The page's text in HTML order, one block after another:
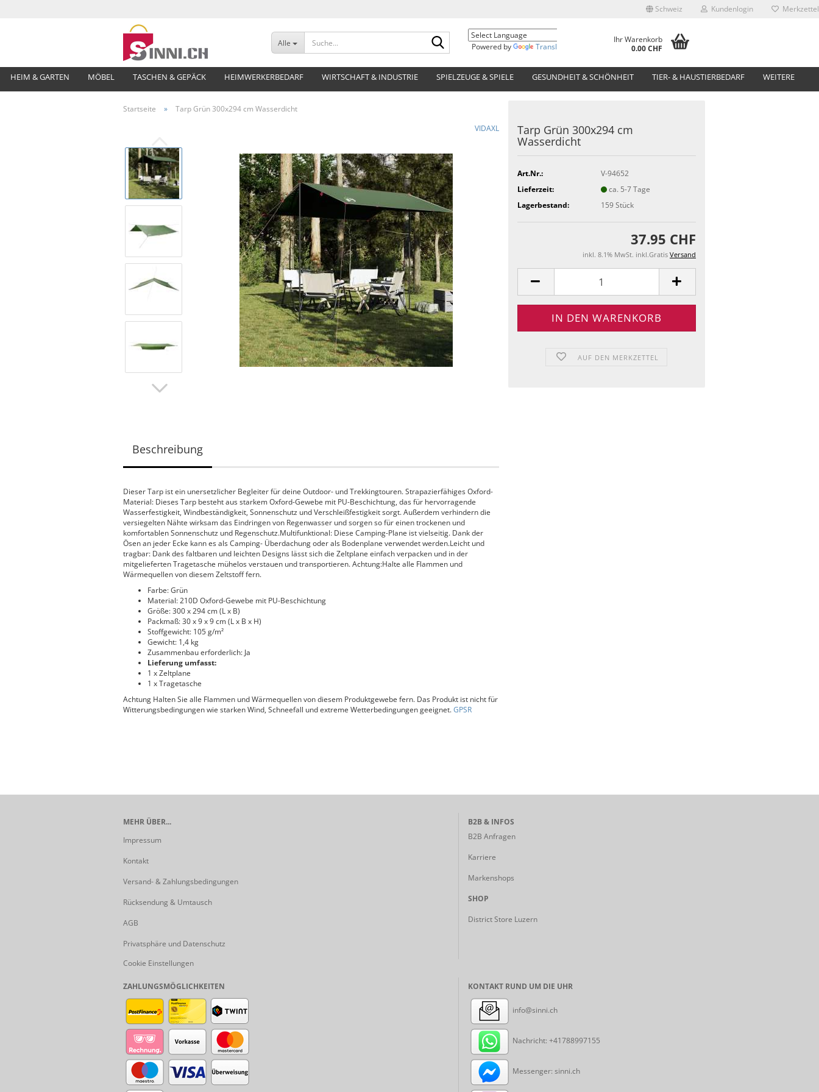
Schweiz Kundenlogin Merkzettel
Alle
Suche...
Powered by
Translate
Ihr Warenkorb
0.00 CHF
HEIM & GARTEN MÖBEL TASCHEN & GEPÄCK HEIMWERKERBEDARF WIRTSCHAFT & INDUSTRIE SPIELZEUGE & SPIELE GESUNDHEIT & SCHÖNHEIT TIER- & HAUSTIERBEDARF WEITERE
Startseite »
Tarp Grün 300x294 cm Wasserdicht
VIDAXL
Tarp Grün 300x294 cm
Wasserdicht
Art.Nr.:
V-94652
Lieferzeit:
ca. 5-7 Tage
Lagerbestand:
159Stück
37.95 CHF
inkl. 8.1% MwSt. inkl.Gratis Versand
AUF DEN MERKZETTEL
Beschreibung
Dieser Tarp ist ein unersetzlicher Begleiter für deine Outdoor- und Trekkingtouren. Strapazierfähiges Oxford-
Material: Dieses Tarp besteht aus starkem Oxford-Gewebe mit PU-Beschichtung, das für hervorragende
Wasserfestigkeit, Windbeständigkeit, Sonnenschutz und Verschleißfestigkeit sorgt. Außerdem verhindern die
versiegelten Nähte wirksam das Eindringen von Regenwasser und sorgen so für einen trockenen und
komfortablen Sonnenschutz und Regenschutz.Multifunktional: Diese Camping-Plane ist vielseitig. Dank der
Ösen an jeder Ecke kann es als Camping- Überdachung oder als Bodenplane verwendet werden.Leicht und
tragbar: Dank des faltbaren und leichten Designs lässt sich die Zeltplane einfach verpacken und in der
mitgelieferten Tragetasche mühelos verstauen und transportieren. Achtung:Halte alle Flammen und
Wärmequellen von diesem Zeltstoff fern.
Farbe: Grün
Material: 210D Oxford-Gewebe mit PU-Beschichtung
Größe: 300 x 294 cm (L x B)
Packmaß: 30 x 9 x 9 cm (L x B x H)
Stoffgewicht: 105 g/m²
Gewicht: 1,4 kg
Zusammenbau erforderlich: Ja
Lieferung umfasst:
1 x Zeltplane
1 x Tragetasche
Achtung Halten Sie alle Flammen und Wärmequellen von diesem Produktgewebe fern. Das Produkt ist nicht für
Witterungsbedingungen wie starken Wind, Schneefall und extreme Wetterbedingungen geeignet.GPSR
MEHR ÜBER...
Impressum
Kontakt
Versand- & Zahlungsbedingungen
Rücksendung & Umtausch
AGB
Privatsphäre und Datenschutz
Cookie Einstellungen
B2B & INFOS
B2B Anfragen
Karriere
Markenshops
SHOP
District Store Luzern
ZAHLUNGSMÖGLICHKEITEN KONTAKT RUND UM DIE UHR
info@sinni.ch
Nachricht: +41788997155
Messenger: sinni.ch